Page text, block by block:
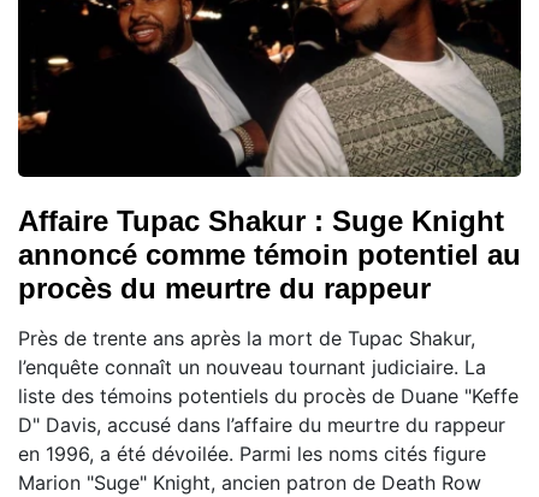
Affaire Tupac Shakur : Suge Knight
annoncé comme témoin potentiel au
procès du meurtre du rappeur
Près de trente ans après la mort de Tupac Shakur,
l’enquête connaît un nouveau tournant judiciaire. La
liste des témoins potentiels du procès de Duane "Keffe
D" Davis, accusé dans l’affaire du meurtre du rappeur
en 1996, a été dévoilée. Parmi les noms cités figure
Marion "Suge" Knight, ancien patron de Death Row